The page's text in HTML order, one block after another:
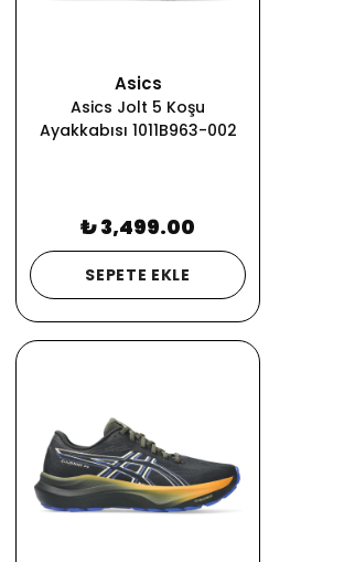
Asics
Asics Jolt 5 Koşu
Ayakkabısı 1011B963-002
₺ 3,499.00
SEPETE EKLE